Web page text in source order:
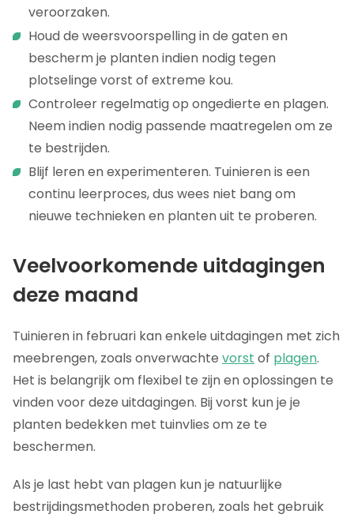
veroorzaken.
Houd de weersvoorspelling in de gaten en
bescherm je planten indien nodig tegen
plotselinge vorst of extreme kou.
Controleer regelmatig op ongedierte en plagen.
Neem indien nodig passende maatregelen om ze
te bestrijden.
Blijf leren en experimenteren. Tuinieren is een
continu leerproces, dus wees niet bang om
nieuwe technieken en planten uit te proberen.
Veelvoorkomende uitdagingen
deze maand
Tuinieren in februari kan enkele uitdagingen met zich
meebrengen, zoals onverwachte vorst of plagen.
Het is belangrijk om flexibel te zijn en oplossingen te
vinden voor deze uitdagingen. Bij vorst kun je je
planten bedekken met tuinvlies om ze te
beschermen.
Als je last hebt van plagen kun je natuurlijke
bestrijdingsmethoden proberen, zoals het gebruik